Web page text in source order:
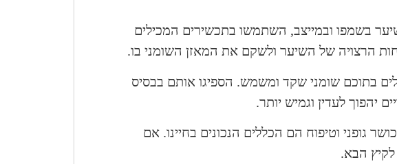
בשמפו ובמייצב, השתמשו בתכשירים המכילים
הרצויה של השיער ולשקם את המאזן השומני בו.
בתוכם שומני שקד ומשמש. הספיגו אותם בבסיס
יהפוך לעדין וגמיש יותר.
גופני וטיפוח הם הכללים הנכונים בחיינו. אם
לקיץ הבא.